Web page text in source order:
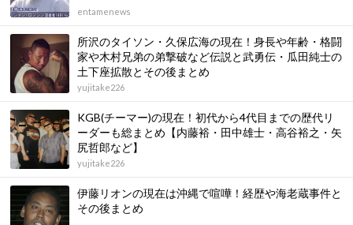
entamenews
所沢のタイソン・久保広海の現在！身長や年齢・格闘
家や木村兄弟の弟撃破など伝説と武勇伝・瓜田純士の
土下座拡散とその後まとめ
yujitake226
KGB(チーマー)の現在！初代から4代目までの歴代リ
ーダーも総まとめ【内藤裕・田中雄士・高谷裕之・矢
尻哲郎など】
yujitake226
伊藤リオンの現在は沖縄で喧嘩！経歴や海老蔵事件と
その後まとめ